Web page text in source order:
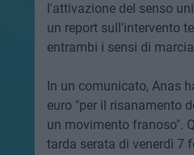
l'attivazione del senso
un report sull'intervento
entrambi i sensi di
In un comunicato, Anas
euro "per il risanamento
un movimento franoso".
tarda serata di venerdì 7